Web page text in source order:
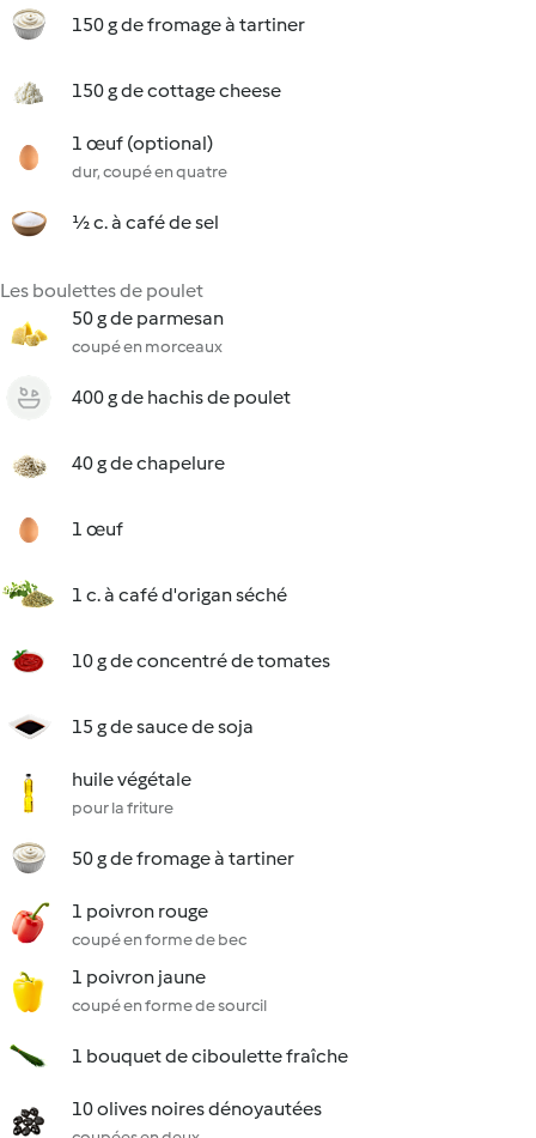
150 g de fromage à tartiner
150 g de cottage cheese
1 œuf (optional)
dur, coupé en quatre
½ c. à café de sel
Les boulettes de poulet
50 g de parmesan
coupé en morceaux
400 g de hachis de poulet
40 g de chapelure
1 œuf
1 c. à café d'origan séché
10 g de concentré de tomates
15 g de sauce de soja
huile végétale
pour la friture
50 g de fromage à tartiner
1 poivron rouge
coupé en forme de bec
1 poivron jaune
coupé en forme de sourcil
1 bouquet de ciboulette fraîche
10 olives noires dénoyautées